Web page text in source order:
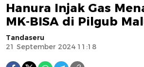
Hanura Injak Gas
MK-BISA di Pilgub
Tandaseru
21 September 2024 11:18